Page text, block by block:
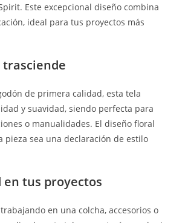
Este excepcional diseño combina
ideal para tus proyectos más
trasciende
de primera calidad, esta tela
y suavidad, siendo perfecta para
o manualidades. El diseño floral
pieza sea una declaración de estilo
tus proyectos
en una colcha, accesorios o